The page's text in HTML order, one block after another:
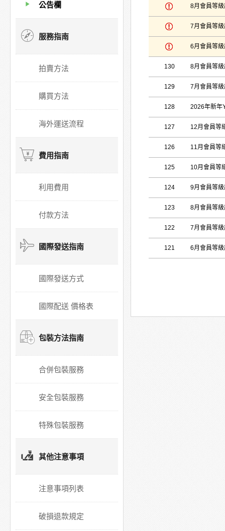
公告欄
服務指南
拍賣方法
購買方法
海外運送流程
費用指南
利用費用
付款方法
國際發送指南
國際發送方式
國際配送 價格表
包裝方法指南
合併包裝服務
安全包裝服務
特殊包裝服務
其他注意事項
注意事項列表
破損退款規定
8月會員等
7月會員等
6月會員等
130 8月會員等
129 7月會員等
128 2026年新年
127 12月會員等
126 11月會員等
125 10月會員等
124 9月會員等
123 8月會員等
122 7月會員等
121 6月會員等